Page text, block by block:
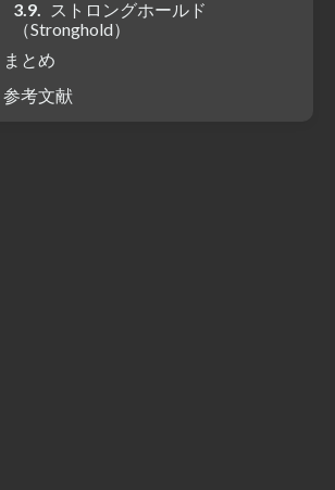
ストロングホールド
（Stronghold）
まとめ
参考文献